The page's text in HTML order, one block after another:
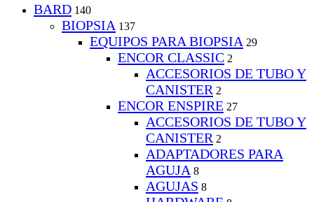
BARD 140
BIOPSIA 137
EQUIPOS PARA BIOPSIA 29
ENCOR CLASSIC 2
ACCESORIOS DE TUBO Y
CANISTER 2
ENCOR ENSPIRE 27
ACCESORIOS DE TUBO Y
CANISTER 2
ADAPTADORES PARA
AGUJA 8
AGUJAS 8